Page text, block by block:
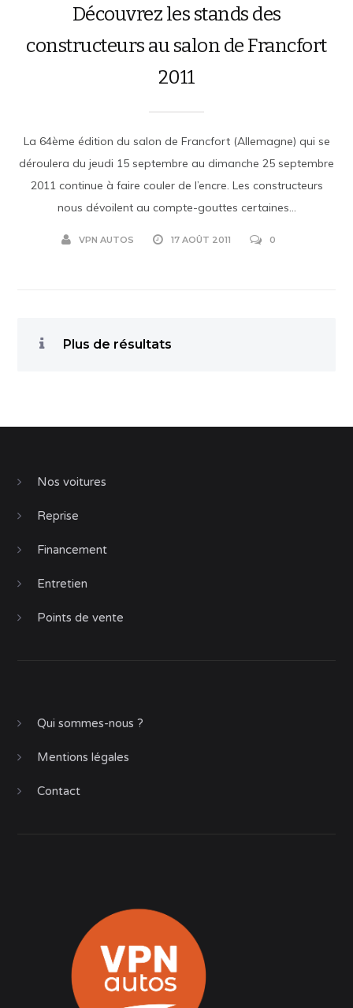
Découvrez les stands des
constructeurs au salon de Francfort
2011
La 64ème édition du salon de Francfort (Allemagne) qui se
déroulera du jeudi 15 septembre au dimanche 25 septembre
2011 continue à faire couler de l’encre. Les constructeurs
nous dévoilent au compte-gouttes certaines...
VPN AUTOS 17 AOÛT 2011 0
Plus de résultats
Nos voitures
Reprise
Financement
Entretien
Points de vente
Qui sommes-nous ?
Mentions légales
Contact